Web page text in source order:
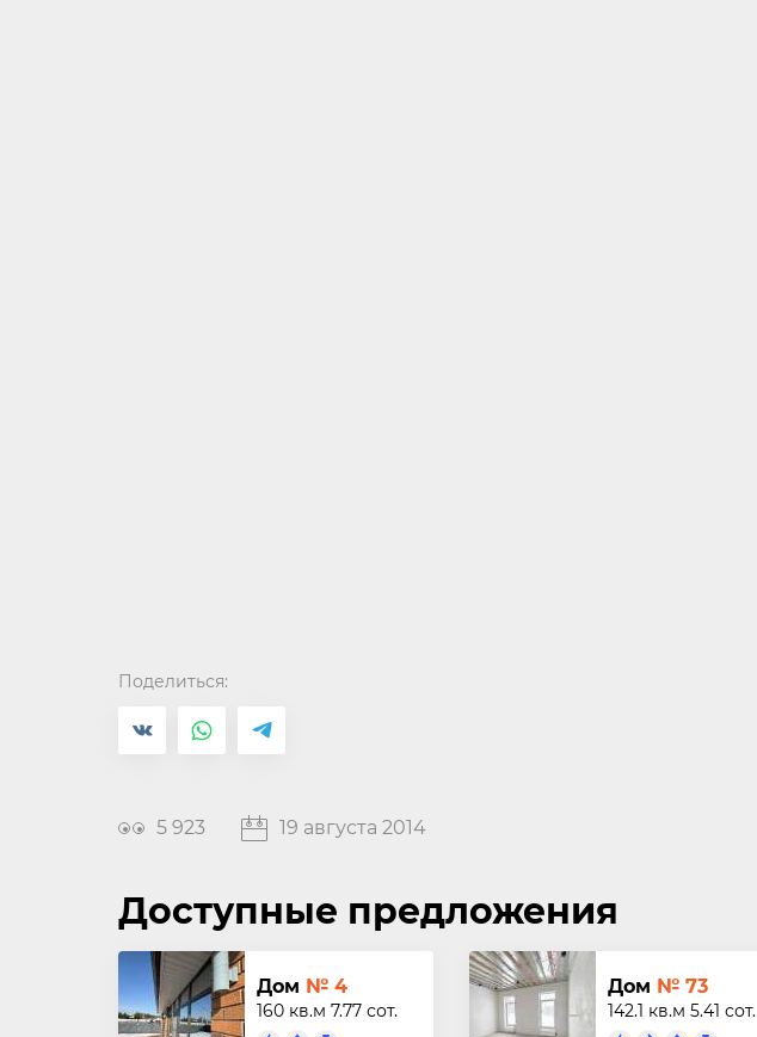
Поделиться:
5 923 19 августа 2014
Доступные предложения
Дом № 4
160 кв.м 7.77 сот.
Дом № 73
142.1 кв.м 5.41 сот.